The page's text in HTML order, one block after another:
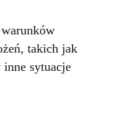
takich jak
sytuacje